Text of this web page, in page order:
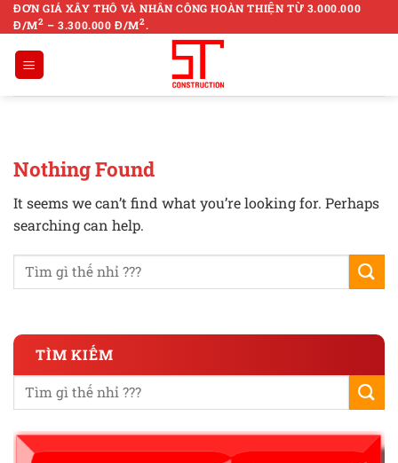
Skip
to
content
ĐƠN GIÁ XÂY THÔ VÀ NHÂN CÔNG HOÀN THIỆN TỪ 3.000.000
Đ/M2 – 3.300.000 Đ/M2.
Nothing Found
It seems we can’t find what you’re looking for. Perhaps
searching can help.
TÌM KIẾM